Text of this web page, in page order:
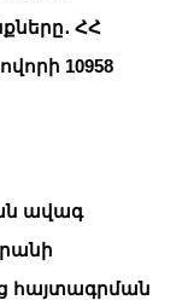
ՀՀ
10958
ավագ
հայտագրման